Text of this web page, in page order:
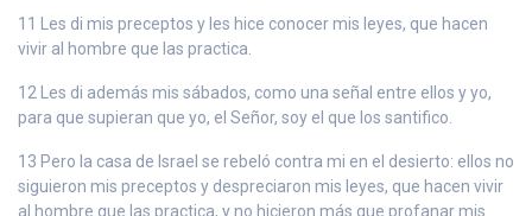
11 Les di mis preceptos y les hice conocer mis leyes, que hacen
vivir al hombre que las practica.
12 Les di además mis sábados, como una señal entre ellos y yo,
para que supieran que yo, el Señor, soy el que los santifico.
13 Pero la casa de Israel se rebeló contra mi en el desierto: ellos no
siguieron mis preceptos y despreciaron mis leyes, que hacen vivir
al hombre que las practica, y no hicieron más que profanar mis